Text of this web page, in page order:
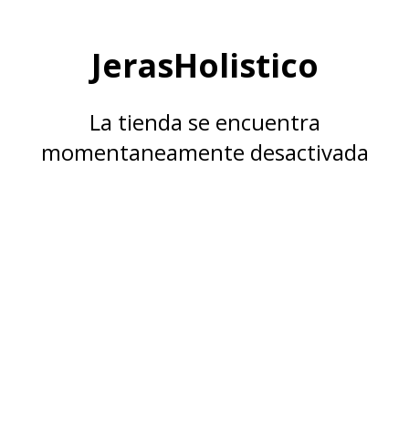
JerasHolistico
La tienda se encuentra
momentaneamente desactivada